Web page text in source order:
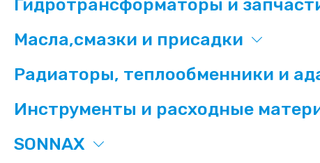
Гидротрансформаторы и
Масла,смазки и присадки
Радиаторы, теплообменники и
Инструменты и расходные
SONNAX